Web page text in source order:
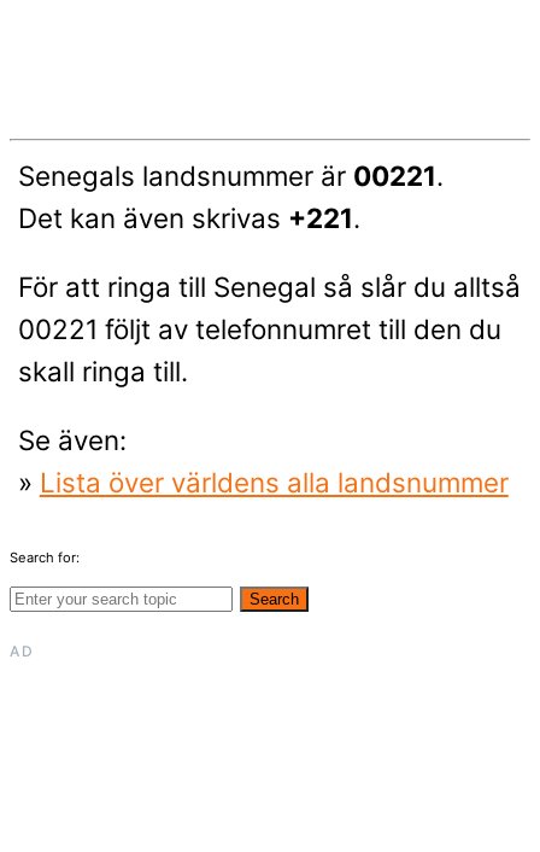
Senegals landsnummer är 00221.
Det kan även skrivas +221.
För att ringa till Senegal så slår du alltså
00221 följt av telefonnumret till den du
skall ringa till.
Se även:
» Lista över världens alla landsnummer
Search for:
Search
AD